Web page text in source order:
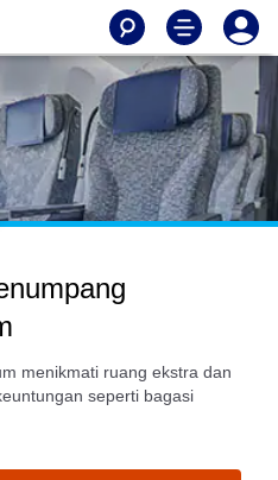
menikmati ruang ekstra dan
seperti bagasi